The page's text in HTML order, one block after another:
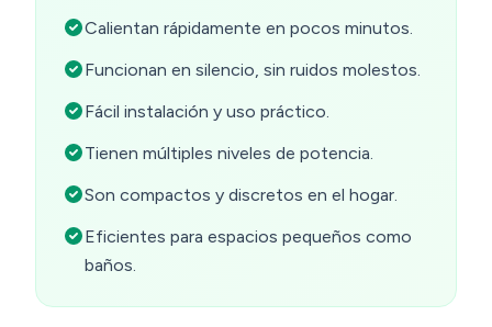
Calientan rápidamente en pocos minutos.
Funcionan en silencio, sin ruidos molestos.
Fácil instalación y uso práctico.
Tienen múltiples niveles de potencia.
Son compactos y discretos en el hogar.
Eficientes para espacios pequeños como
baños.